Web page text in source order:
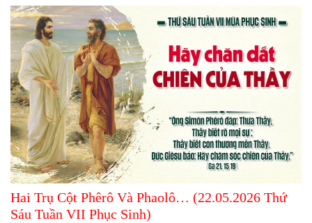
Hai Trụ Cột Phêrô Và Phaolô… (22.05.2026 Thứ
Sáu Tuần VII Phục Sinh)